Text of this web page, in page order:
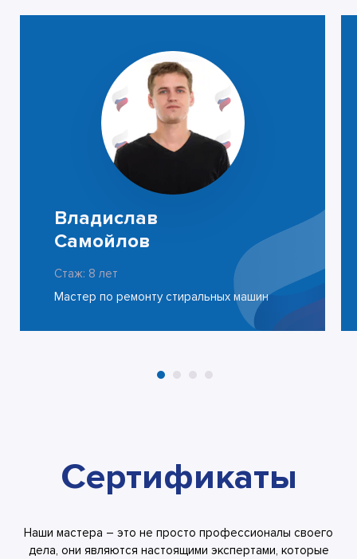
Владислав
Самойлов
Стаж: 8 лет
Мастер по ремонту стиральных машин
Сертификаты
Наши мастера – это не просто профессионалы своего
дела, они являются настоящими экспертами, которые